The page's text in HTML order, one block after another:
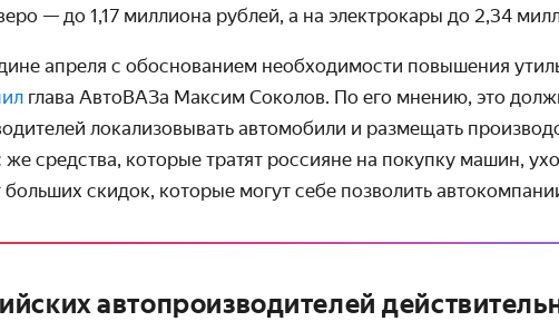
— до 1,17 миллиона рублей, а на электрокары до 2,34
апреля с обоснованием необходимости повышения
глава АвтоВАЗа Максим Соколов. По его мнению, это
локализовывать автомобили и размещать
же средства, которые тратят россияне на покупку машин,
больших скидок, которые могут себе позволить
автопроизводителей